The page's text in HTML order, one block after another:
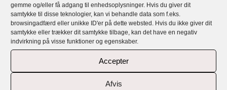
gemme og/eller få adgang til enhedsoplysninger. Hvis du giver dit
samtykke til disse teknologier, kan vi behandle data som f.eks.
browsingadfærd eller unikke ID'er på dette websted. Hvis du ikke giver dit
samtykke eller trækker dit samtykke tilbage, kan det have en negativ
indvirkning på visse funktioner og egenskaber.
Accepter
Afvis
af håndlavede, eksklusive, unikke og
personlige vedhæng og øreringe
Rikke Lunnemanns smykker er håndlavede, eksklusive,
unikke og alle personlige med en fortælling og et budskab.
Lunnemann The Heart Way… er en kollektion af øreringe og
vedhæng, der er håndlavet i 18 karat genbrugsguld og -sølv